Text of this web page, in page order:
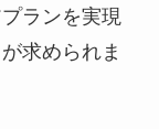
ランを実現
求められま